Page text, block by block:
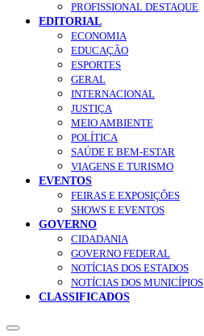
PROFISSIONAL DESTAQUE
EDITORIAL
ECONOMIA
EDUCAÇÃO
ESPORTES
GERAL
INTERNACIONAL
JUSTIÇA
MEIO AMBIENTE
POLÍTICA
SAÚDE E BEM-ESTAR
VIAGENS E TURISMO
EVENTOS
FEIRAS E EXPOSIÇÕES
SHOWS E EVENTOS
GOVERNO
CIDADANIA
GOVERNO FEDERAL
NOTÍCIAS DOS ESTADOS
NOTÍCIAS DOS MUNICÍPIOS
CLASSIFICADOS